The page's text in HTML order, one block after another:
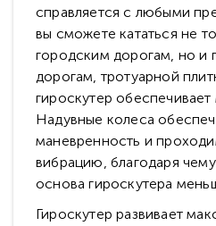
справляется с любыми
вы сможете кататься не
городским дорогам, но и
дорогам, тротуарной
гироскутер
Надувные колеса
маневренность и
вибрацию, благодаря
основа гироскутера
Гироскутер развивает